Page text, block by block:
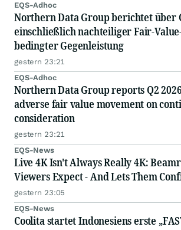
EQS-Adhoc
Northern Data Group berichtet über
einschließlich nachteiliger Fair-
bedingter Gegenleistung
gestern 23:21
EQS-Adhoc
Northern Data Group reports Q2
adverse fair value movement on
consideration
gestern 23:21
EQS-News
Live 4K Isn't Always Really 4K:
Viewers Expect - And Lets Them
gestern 23:05
EQS-News
Coolita startet Indonesiens erste